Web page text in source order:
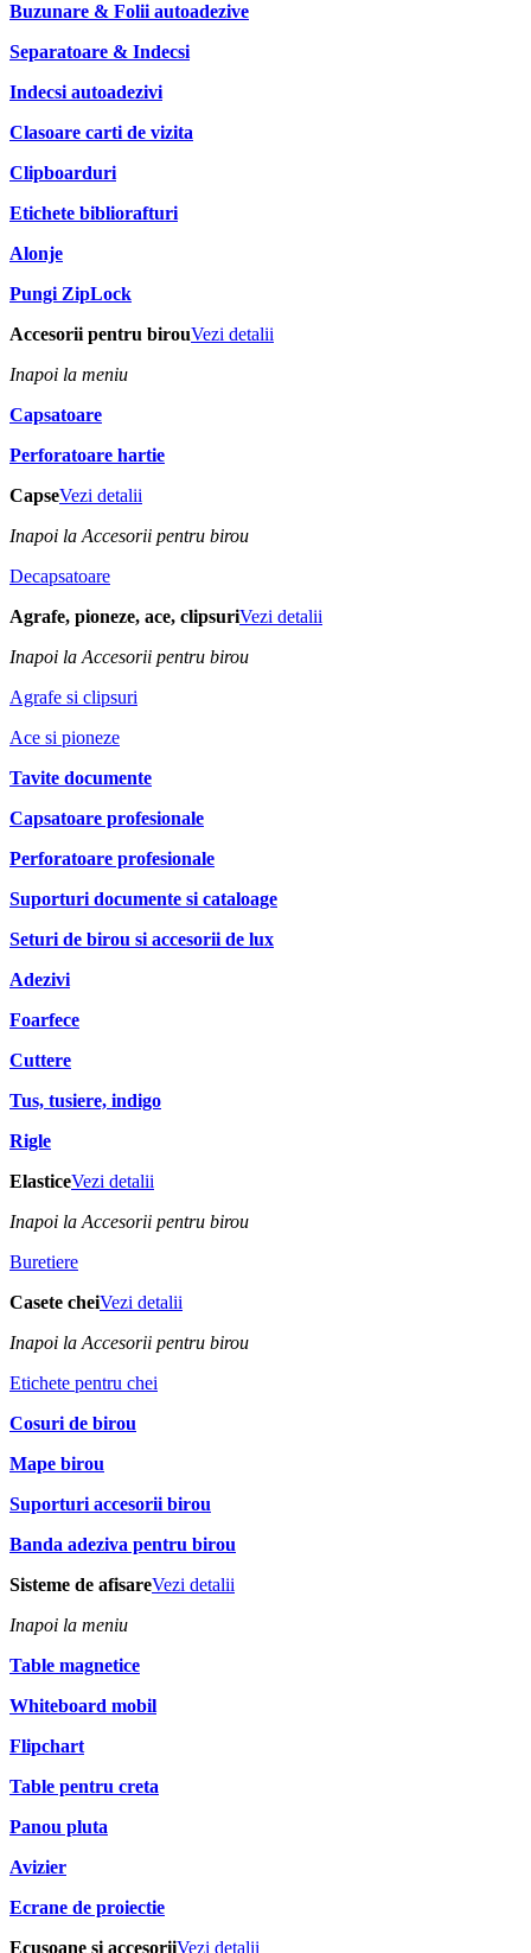
Buzunare & Folii autoadezive
Separatoare & Indecsi
Indecsi autoadezivi
Clasoare carti de vizita
Clipboarduri
Etichete bibliorafturi
Alonje
Pungi ZipLock
Accesorii pentru birouVezi detalii
Inapoi la meniu
Capsatoare
Perforatoare hartie
CapseVezi detalii
Inapoi la Accesorii pentru birou
Decapsatoare
Agrafe, pioneze, ace, clipsuriVezi detalii
Inapoi la Accesorii pentru birou
Agrafe si clipsuri
Ace si pioneze
Tavite documente
Capsatoare profesionale
Perforatoare profesionale
Suporturi documente si cataloage
Seturi de birou si accesorii de lux
Adezivi
Foarfece
Cuttere
Tus, tusiere, indigo
Rigle
ElasticeVezi detalii
Inapoi la Accesorii pentru birou
Buretiere
Casete cheiVezi detalii
Inapoi la Accesorii pentru birou
Etichete pentru chei
Cosuri de birou
Mape birou
Suporturi accesorii birou
Banda adeziva pentru birou
Sisteme de afisareVezi detalii
Inapoi la meniu
Table magnetice
Whiteboard mobil
Flipchart
Table pentru creta
Panou pluta
Avizier
Ecrane de proiectie
Ecusoane si accesoriiVezi detalii